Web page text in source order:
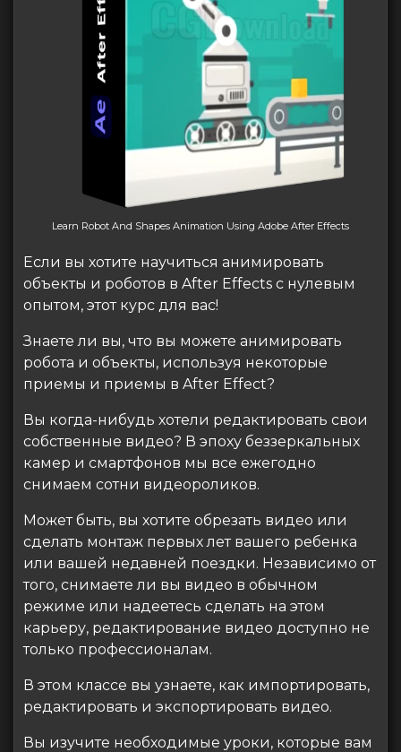
Learn Robot And Shapes Animation Using Adobe After Effects
Если вы хотите научиться анимировать
объекты и роботов в After Effects с нулевым
опытом, этот курс для вас!
Знаете ли вы, что вы можете анимировать
робота и объекты, используя некоторые
приемы и приемы в After Effect?
Вы когда-нибудь хотели редактировать свои
собственные видео? В эпоху беззеркальных
камер и смартфонов мы все ежегодно
снимаем сотни видеороликов.
Может быть, вы хотите обрезать видео или
сделать монтаж первых лет вашего ребенка
или вашей недавней поездки. Независимо от
того, снимаете ли вы видео в обычном
режиме или надеетесь сделать на этом
карьеру, редактирование видео доступно не
только профессионалам.
В этом классе вы узнаете, как импортировать,
редактировать и экспортировать видео.
Вы изучите необходимые уроки, которые вам